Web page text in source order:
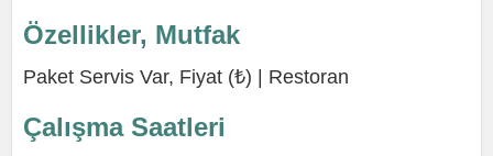
Özellikler, Mutfak
Paket Servis Var, Fiyat (₺) | Restoran
Çalışma Saatleri